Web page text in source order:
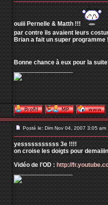
ouiii Pernelle & Matth !!!
par contre ils avaient leurs
Brian a fait un super
Bonne chance à eux pour la
_________________
Posté le: Dim Nov 04, 2007 3:05 am
yesssssssssss 3e !!!!
on croise les doigts pour
Vidéo de l'OD :http://
_________________